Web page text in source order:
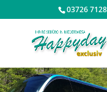
03726